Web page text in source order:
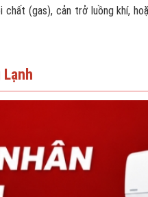
(gas), cản trở luồng khí,